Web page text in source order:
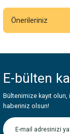
Önerileriniz
Görüş ve
Ürün resmi
Ürün
Ürün bilgilerinde
E-bülten
Bültenimize kayıt
haberiniz olsun!